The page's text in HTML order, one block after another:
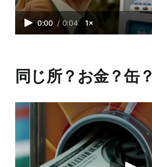
0:00 / 0:04 1×
同じ所？お金？缶？